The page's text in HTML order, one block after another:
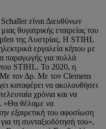
είναι Διευθύνων
θυγατρικής εταιρείας του
της Αυστρίας. Η STIHL
εργαλεία κήπου με
παραγωγής για πολλά
STIHL. Το 2020, η
τον Δρ. Με τον Clemens
καταφέρει να ακολουθήσει
χρόνια και να
«Θα θέλαμε να
εξαιρετική του αφοσίωση
τη συνταξιοδότησή του»,